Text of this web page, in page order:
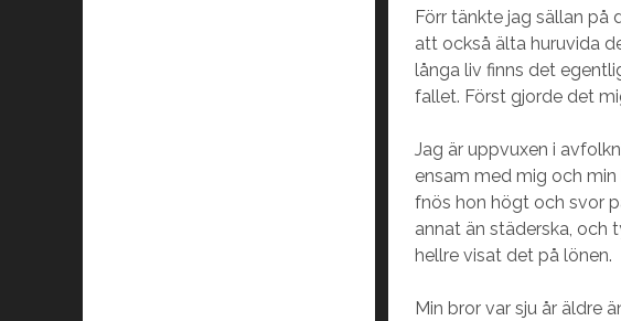
Förr tänkte jag sällan på
att också älta huruvida
långa liv finns det
fallet. Först gjorde det
Jag är uppvuxen i
ensam med mig och min
fnös hon högt och svor
annat än städerska, och
hellre visat det på lönen.
Min bror var sju år äldre